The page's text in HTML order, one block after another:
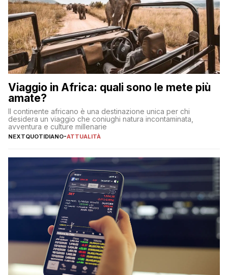
Viaggio in Africa: quali sono le mete più
amate?
Il continente africano è una destinazione unica per chi
desidera un viaggio che coniughi natura incontaminata,
avventura e culture millenarie
NEXTQUOTIDIANO-ATTUALITÀ